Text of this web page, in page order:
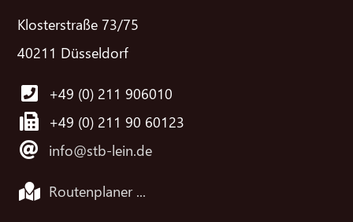
Klosterstraße 73/75
40211 Düsseldorf
+49 (0) 211 906010
+49 (0) 211 90 60123
info@stb-lein.de
Routenplaner ...